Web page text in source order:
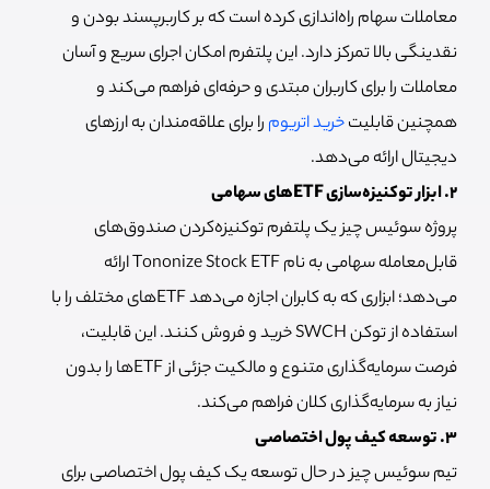
معاملات سهام راه‌اندازی کرده است که بر کاربرپسند بودن و
نقدینگی بالا تمرکز دارد. این پلتفرم امکان اجرای سریع و آسان
معاملات را برای کاربران مبتدی و حرفه‌ای فراهم می‌کند و
همچنین قابلیتخرید اتریوم را برای علاقه‌مندان به ارزهای
دیجیتال ارائه می‌دهد.
۲. ابزار توکنیزه‌سازی ETF‌های سهامی
پروژه سوئیس چیز یک پلتفرم توکنیزه‌کردن صندوق‌های
قابل‌معامله سهامی به نام Tononize Stock ETF ارائه
می‌‌دهد؛ ابزاری که به کابران اجازه می‌دهد ETFهای مختلف را با
استفاده از توکن SWCH خرید و فروش کنند. این قابلیت،
فرصت سرمایه‌گذاری متنوع و مالکیت جزئی از ETFها را بدون
نیاز به سرمایه‌گذاری کلان فراهم می‌کند.
۳. توسعه کیف پول اختصاصی
تیم سوئیس چیز در حال توسعه یک کیف پول اختصاصی برای